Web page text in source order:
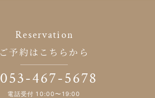
Reservation
ご予約はこちらから
053-467-5678
電話受付 10:00〜19:00